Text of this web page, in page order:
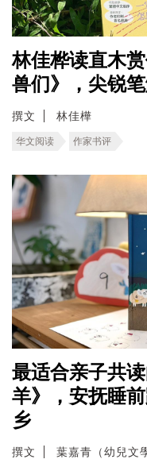
林佳桦读直木
兽们》，尖锐
撰文 林佳樺
华文阅读 作家书评
最适合亲子共
羊》，安抚睡
乡
撰文 葉嘉青（幼兒文